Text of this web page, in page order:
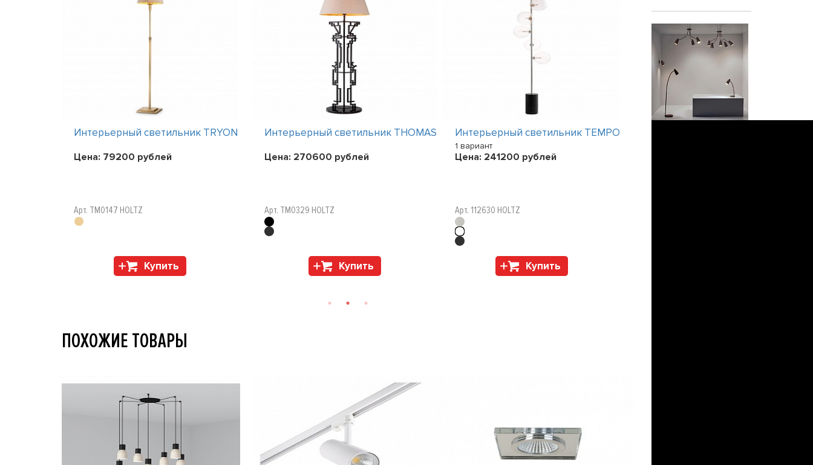
Интерьерный светильник TRYON
Цена: 79200 рублей
Арт. TM0147 HOLTZ
Купить
Интерьерный светильник THOMAS
Цена: 270600 рублей
Арт. TM0329 HOLTZ
Купить
Интерьерный светильник TEMPO
1 вариант
Цена: 241200 рублей
Арт. 112630 HOLTZ
Купить
ПОХОЖИЕ ТОВАРЫ